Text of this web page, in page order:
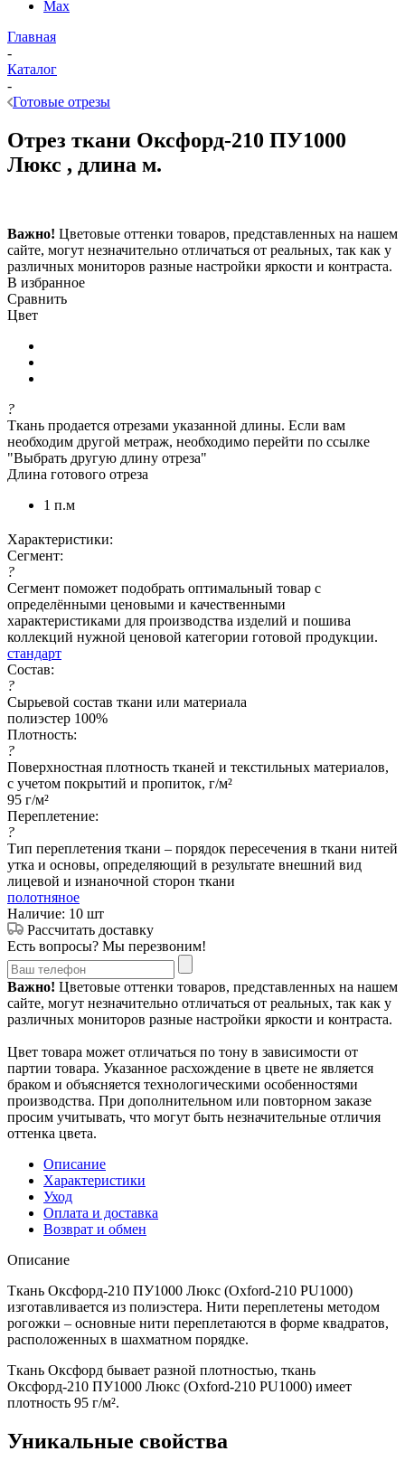
Max
Главная
-
Каталог
-
Готовые отрезы
Отрез ткани Оксфорд-210 ПУ1000
Люкс , длина м.
Важно! Цветовые оттенки товаров, представленных на нашем
сайте, могут незначительно отличаться от реальных, так как у
различных мониторов разные настройки яркости и контраста.
В избранное
Сравнить
Цвет
?
Ткань продается отрезами указанной длины. Если вам
необходим другой метраж, необходимо перейти по ссылке
"Выбрать другую длину отреза"
Длина готового отреза
1 п.м
Характеристики:
Сегмент:
?
Сегмент поможет подобрать оптимальный товар с
определёнными ценовыми и качественными
характеристиками для производства изделий и пошива
коллекций нужной ценовой категории готовой продукции.
стандарт
Состав:
?
Сырьевой состав ткани или материала
полиэстер 100%
Плотность:
?
Поверхностная плотность тканей и текстильных материалов,
с учетом покрытий и пропиток, г/м²
95 г/м²
Переплетение:
?
Тип переплетения ткани – порядок пересечения в ткани нитей
утка и основы, определяющий в результате внешний вид
лицевой и изнаночной сторон ткани
полотняное
Наличие: 10 шт
Рассчитать доставку
Есть вопросы? Мы перезвоним!
Важно! Цветовые оттенки товаров, представленных на нашем
сайте, могут незначительно отличаться от реальных, так как у
различных мониторов разные настройки яркости и контраста.
Цвет товара может отличаться по тону в зависимости от
партии товара. Указанное расхождение в цвете не является
браком и объясняется технологическими особенностями
производства. При дополнительном или повторном заказе
просим учитывать, что могут быть незначительные отличия
оттенка цвета.
Описание
Характеристики
Уход
Оплата и доставка
Возврат и обмен
Описание
Ткань Оксфорд-210 ПУ1000 Люкс (Oxford-210 PU1000)
изготавливается из полиэстера. Нити переплетены методом
рогожки – основные нити переплетаются в форме квадратов,
расположенных в шахматном порядке.
Ткань Оксфорд бывает разной плотностью, ткань
Оксфорд-210 ПУ1000 Люкс (Oxford-210 PU1000) имеет
плотность 95 г/м².
Уникальные свойства